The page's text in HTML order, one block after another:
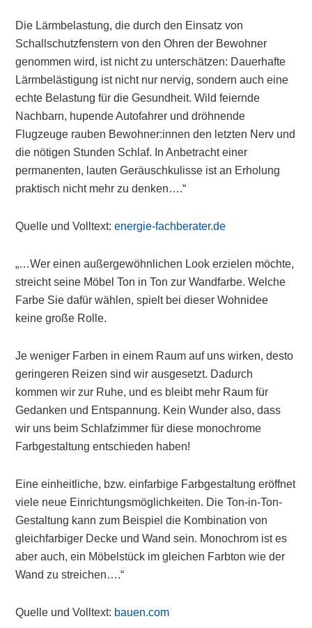
Die Lärmbelastung, die durch den Einsatz von
Schallschutzfenstern von den Ohren der Bewohner
genommen wird, ist nicht zu unterschätzen: Dauerhafte
Lärmbelästigung ist nicht nur nervig, sondern auch eine
echte Belastung für die Gesundheit. Wild feiernde
Nachbarn, hupende Autofahrer und dröhnende
Flugzeuge rauben Bewohner:innen den letzten Nerv und
die nötigen Stunden Schlaf. In Anbetracht einer
permanenten, lauten Geräuschkulisse ist an Erholung
praktisch nicht mehr zu denken….“
Quelle und Volltext:energie-fachberater.de
„…Wer einen außergewöhnlichen Look erzielen möchte,
streicht seine Möbel Ton in Ton zur Wandfarbe. Welche
Farbe Sie dafür wählen, spielt bei dieser Wohnidee
keine große Rolle.
Je weniger Farben in einem Raum auf uns wirken, desto
geringeren Reizen sind wir ausgesetzt. Dadurch
kommen wir zur Ruhe, und es bleibt mehr Raum für
Gedanken und Entspannung. Kein Wunder also, dass
wir uns beim Schlafzimmer für diese monochrome
Farbgestaltung entschieden haben!
Eine einheitliche, bzw. einfarbige Farbgestaltung eröffnet
viele neue Einrichtungsmöglichkeiten. Die Ton-in-Ton-
Gestaltung kann zum Beispiel die Kombination von
gleichfarbiger Decke und Wand sein. Monochrom ist es
aber auch, ein Möbelstück im gleichen Farbton wie der
Wand zu streichen….“
Quelle und Volltext: bauen.com